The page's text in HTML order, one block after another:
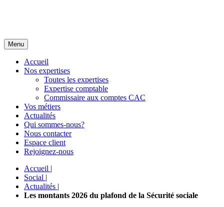
Menu
Accueil
Nos expertises
Toutes les expertises
Expertise comptable
Commissaire aux comptes CAC
Vos métiers
Actualités
Qui sommes-nous?
Nous contacter
Espace client
Rejoignez-nous
Accueil |
Social |
Actualités |
Les montants 2026 du plafond de la Sécurité sociale